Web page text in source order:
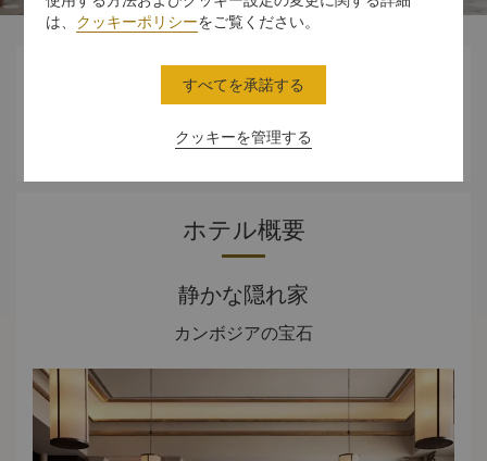

体験
ホテル概要
静かな隠れ家
カンボジアの宝石
は、 クッキーポリシーをご覧ください。
クッキーを管理する
すべてを承諾する